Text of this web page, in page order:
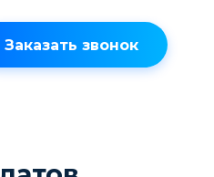
Заказать звонок